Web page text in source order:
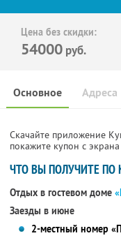
Цена без скидки:
54000 руб.
Основное Адреса
Скачайте приложение
покажите купон с
ЧТО ВЫ ПОЛУЧИТЕ ПО
Отдых в гостевом доме
Заезды в июне
2-местный номер